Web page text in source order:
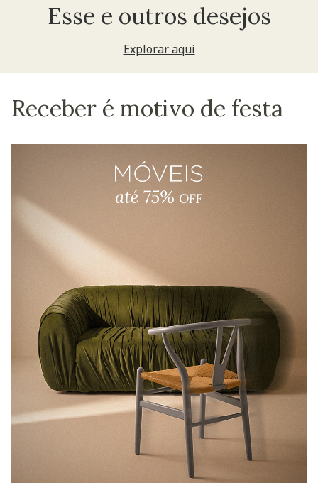
Esse e outros desejos
Explorar aqui
Receber é motivo de festa